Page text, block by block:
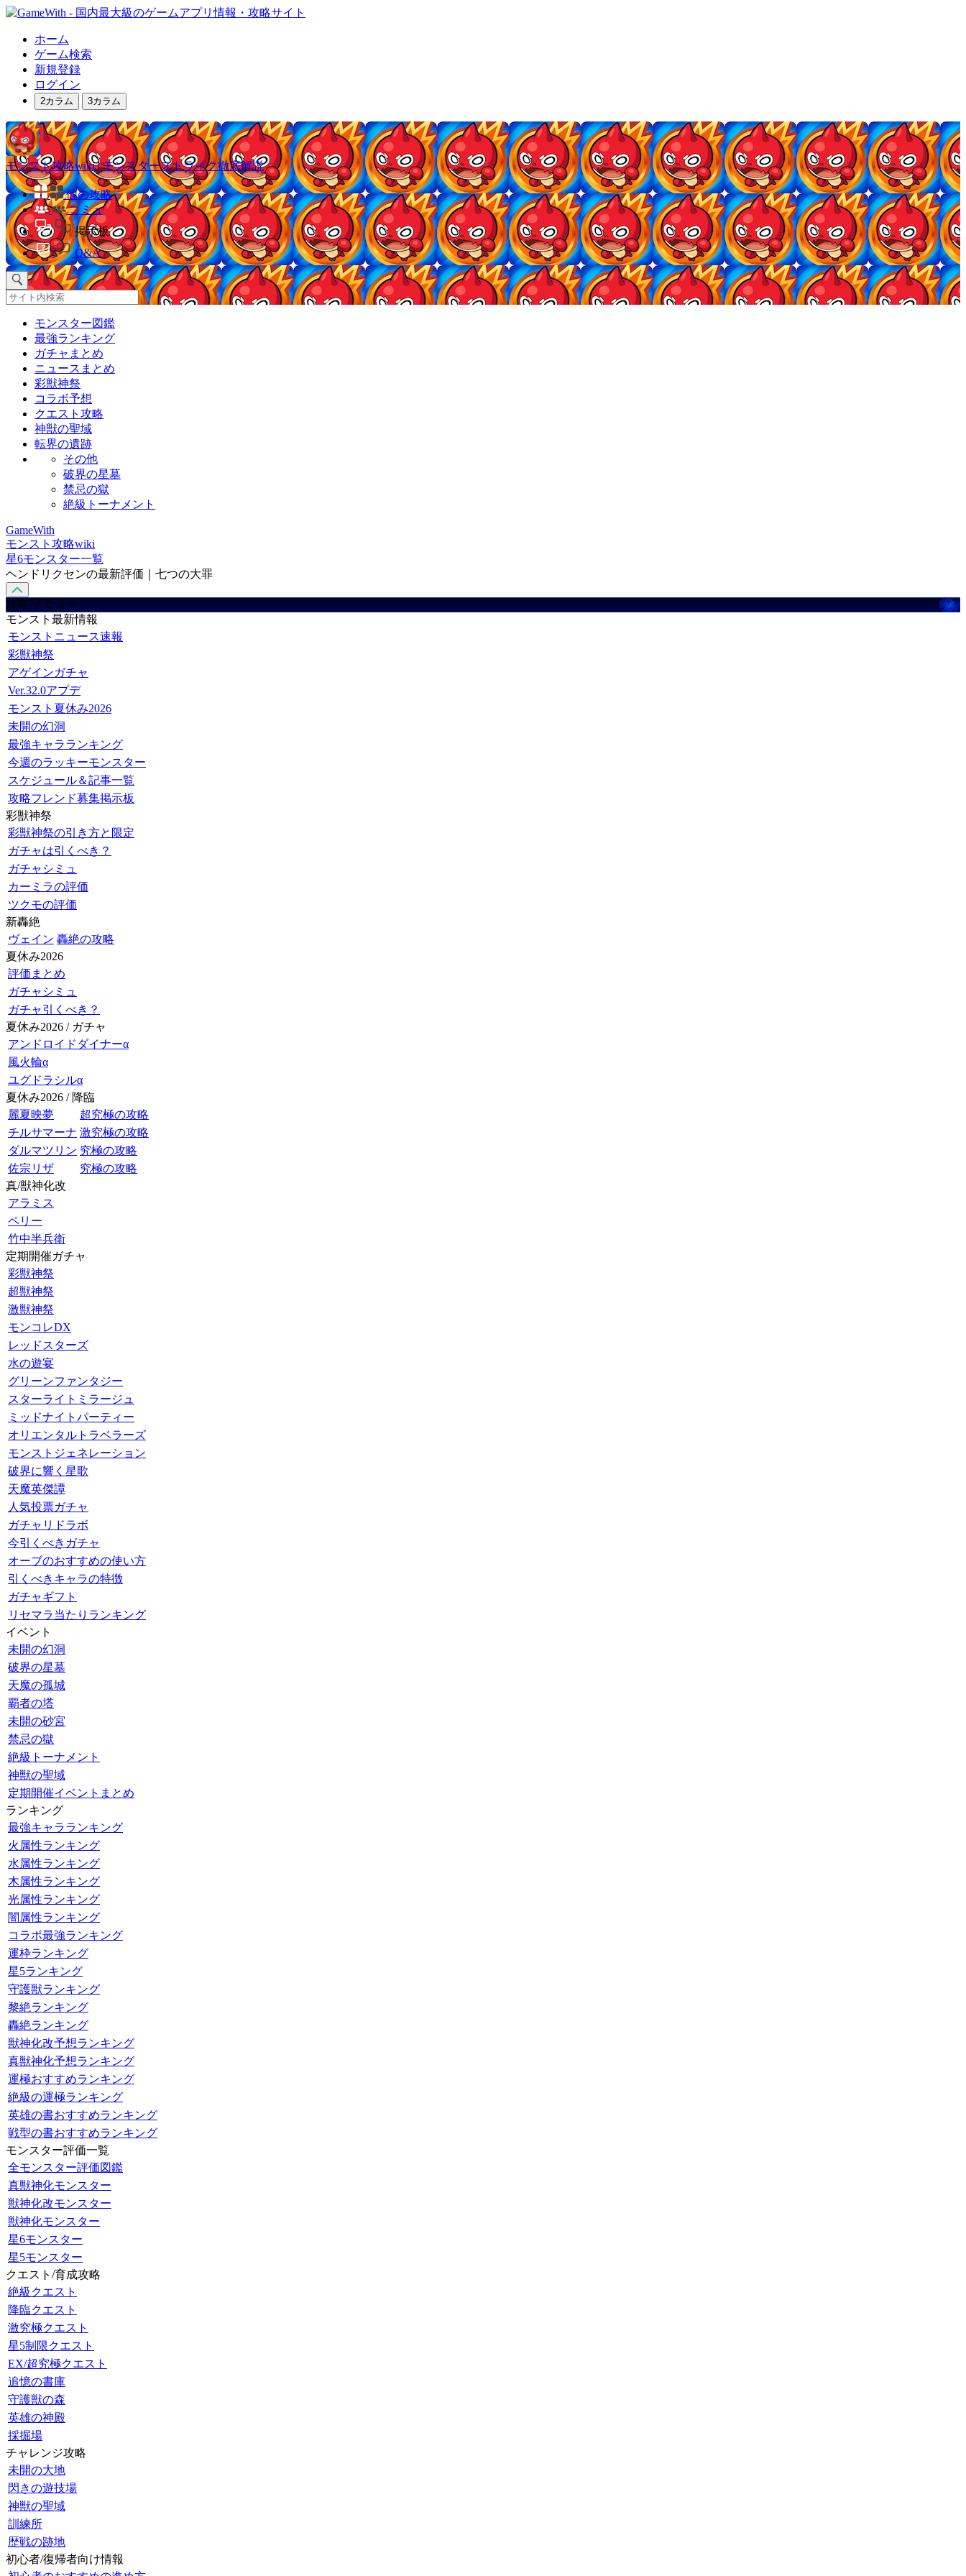
ホーム
ゲーム検索
新規登録
ログイン
2カラム 3カラム
モンスト攻略wiki | モンスターストライク徹底解説
他の攻略
コミュ
掲示板
Q&A
モンスター図鑑
最強ランキング
ガチャまとめ
ニュースまとめ
彩獣神祭
コラボ予想
クエスト攻略
神獣の聖域
転界の遺跡
その他
破界の星墓
禁忌の獄
絶級トーナメント
GameWith
モンスト攻略wiki
星6モンスター一覧
ヘンドリクセンの最新評価｜七つの大罪
攻略 メニュー
モンスト最新情報
モンストニュース速報
彩獣神祭
アゲインガチャ
Ver.32.0アプデ
モンスト夏休み2026
未開の幻洞
最強キャラランキング
今週のラッキーモンスター
スケジュール＆記事一覧
攻略フレンド募集掲示板
彩獣神祭
彩獣神祭の引き方と限定
ガチャは引くべき？
ガチャシミュ
カーミラの評価
ツクモの評価
新轟絶
ヴェイン 轟絶の攻略
夏休み2026
評価まとめ
ガチャシミュ
ガチャ引くべき？
夏休み2026 / ガチャ
アンドロイドダイナーα
風火輪α
ユグドラシルα
夏休み2026 / 降臨
麗夏映夢
超究極の攻略
チルサマーナ 激究極の攻略
ダルマツリン 究極の攻略
佐宗リザ
究極の攻略
真/獣神化改
アラミス
ペリー
竹中半兵衛
定期開催ガチャ
彩獣神祭
超獣神祭
激獣神祭
モンコレDX
レッドスターズ
水の遊宴
グリーンファンタジー
スターライトミラージュ
ミッドナイトパーティー
オリエンタルトラベラーズ
モンストジェネレーション
破界に響く星歌
天魔英傑譚
人気投票ガチャ
ガチャリドラボ
今引くべきガチャ
オーブのおすすめの使い方
引くべきキャラの特徴
ガチャギフト
リセマラ当たりランキング
イベント
未開の幻洞
破界の星墓
天魔の孤城
覇者の塔
未開の砂宮
禁忌の獄
絶級トーナメント
神獣の聖域
定期開催イベントまとめ
ランキング
最強キャラランキング
火属性ランキング
水属性ランキング
木属性ランキング
光属性ランキング
闇属性ランキング
コラボ最強ランキング
運枠ランキング
星5ランキング
守護獣ランキング
黎絶ランキング
轟絶ランキング
獣神化改予想ランキング
真獣神化予想ランキング
運極おすすめランキング
絶級の運極ランキング
英雄の書おすすめランキング
戦型の書おすすめランキング
モンスター評価一覧
全モンスター評価図鑑
真獣神化モンスター
獣神化改モンスター
獣神化モンスター
星6モンスター
星5モンスター
クエスト/育成攻略
絶級クエスト
降臨クエスト
激究極クエスト
星5制限クエスト
EX/超究極クエスト
追憶の書庫
守護獣の森
英雄の神殿
採掘場
チャレンジ攻略
未開の大地
閃きの遊技場
神獣の聖域
訓練所
歴戦の跡地
初心者/復帰者向け情報